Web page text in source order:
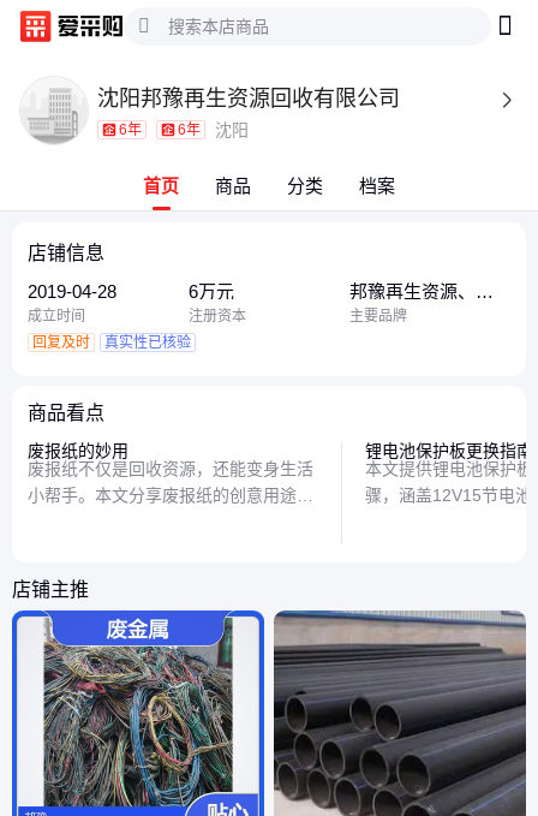
沈阳邦豫再生资源回收有限公司 
6年 6年 沈阳
首页 商品 分类 档案
店铺信息
2019-04-28
成立时间
6万元
注册资本
邦豫再生资源、邦
豫、邦豫物资回
收、文件资料销毁
主要品牌
回复及时
真实性已核验
商品看点
废报纸的妙用
废报纸不仅是回收资源，还能变身生活
小帮手。本文分享废报纸的创意用途，
锂电池保护板更换指南
本文提供锂电池保护
骤，涵盖12V15节电池
店铺主推